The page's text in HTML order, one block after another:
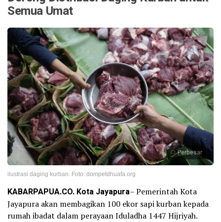
Semua Umat
Perbesar
ilustrasi daging kurban. Foto: dompetdhuafa.org
KABARPAPUA.CO. Kota Jayapura– Pemerintah Kota
Jayapura akan membagikan 100 ekor sapi kurban kepada
rumah ibadat dalam perayaan Iduladha 1447 Hijriyah.